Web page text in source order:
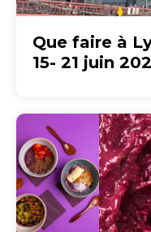
Que faire à
15- 21 juin